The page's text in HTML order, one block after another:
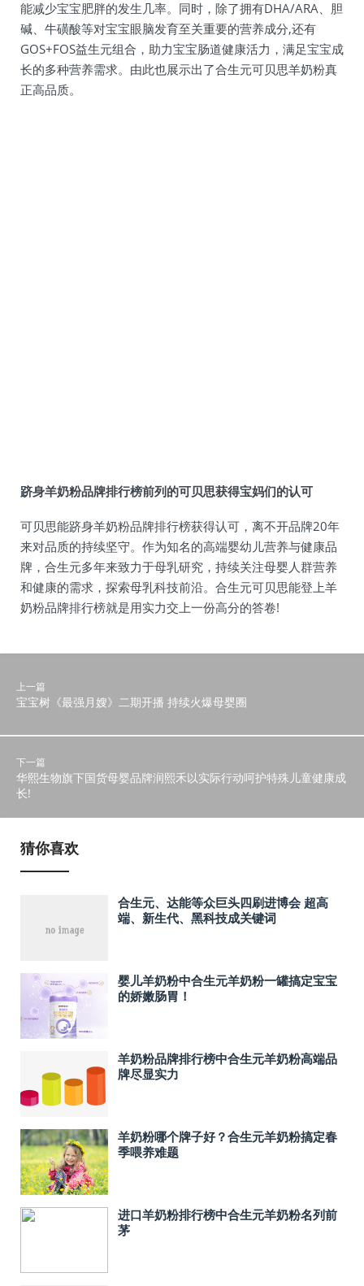
能减少宝宝肥胖的发生几率。同时，除了拥有DHA/ARA、胆
碱、牛磺酸等对宝宝眼脑发育至关重要的营养成分,还有
GOS+FOS益生元组合，助力宝宝肠道健康活力，满足宝宝成
长的多种营养需求。由此也展示出了合生元可贝思羊奶粉真
正高品质。
跻身羊奶粉品牌排行榜前列的可贝思获得宝妈们的认可
可贝思能跻身羊奶粉品牌排行榜获得认可，离不开品牌20年
来对品质的持续坚守。作为知名的高端婴幼儿营养与健康品
牌，合生元多年来致力于母乳研究，持续关注母婴人群营养
和健康的需求，探索母乳科技前沿。合生元可贝思能登上羊
奶粉品牌排行榜就是用实力交上一份高分的答卷!
上一篇
宝宝树《最强月嫂》二期开播 持续火爆母婴圈
下一篇
华熙生物旗下国货母婴品牌润熙禾以实际行动呵护特殊儿童健康成
长!
猜你喜欢
合生元、达能等众巨头四刷进博会 超高
端、新生代、黑科技成关键词
婴儿羊奶粉中合生元羊奶粉一罐搞定宝宝
的娇嫩肠胃！
羊奶粉品牌排行榜中合生元羊奶粉高端品
牌尽显实力
羊奶粉哪个牌子好？合生元羊奶粉搞定春
季喂养难题
进口羊奶粉排行榜中合生元羊奶粉名列前
茅